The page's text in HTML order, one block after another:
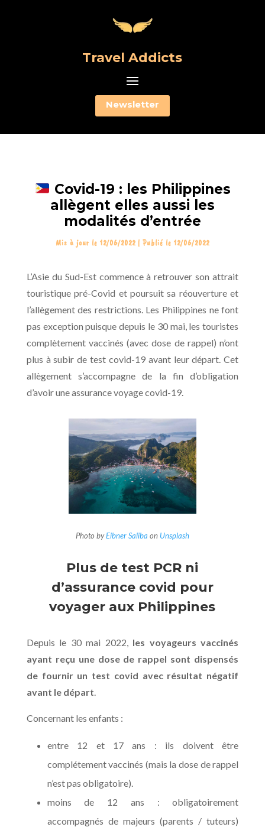
Travel Addicts
Newsletter
Covid-19 : les Philippines
allègent elles aussi les
modalités d’entrée
Mis à jour le 12/06/2022 | Publié le 12/06/2022
L’Asie du Sud-Est commence à retrouver son attrait
touristique pré-Covid et poursuit sa réouverture et
l’allègement des restrictions. Les Philippines ne font
pas exception puisque depuis le 30 mai, les touristes
complètement vaccinés (avec dose de rappel) n’ont
plus à subir de test covid-19 avant leur départ. Cet
allègement s’accompagne de la fin d’obligation
d’avoir une assurance voyage covid-19.
Photo byEibner Saliba on Unsplash
Plus de test PCR ni
d’assurance covid pour
voyager aux Philippines
Depuis le 30 mai 2022, les voyageurs vaccinés
ayant reçu une dose de rappel sont dispensés
de fournir un test covid avec résultat négatif
avant le départ
Concernant les enfants :
entre 12 et 17 ans : ils doivent être
complétement vaccinés (mais la dose de rappel
n’est pas obligatoire).
moins de 12 ans : obligatoirement
accompagnés de majeurs (parents / tuteurs)